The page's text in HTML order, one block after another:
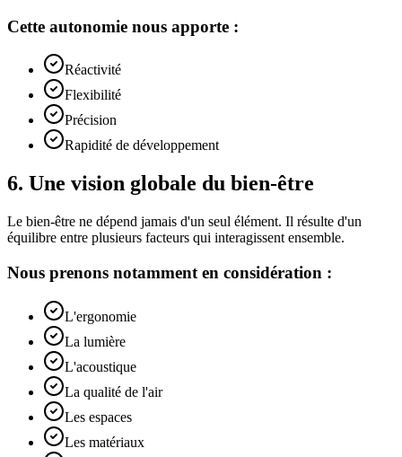
Cette autonomie nous apporte :
Réactivité
Flexibilité
Précision
Rapidité de développement
6. Une vision globale du bien-être
Le bien-être ne dépend jamais d'un seul élément. Il résulte d'un
équilibre entre plusieurs facteurs qui interagissent ensemble.
Nous prenons notamment en considération :
L'ergonomie
La lumière
L'acoustique
La qualité de l'air
Les espaces
Les matériaux